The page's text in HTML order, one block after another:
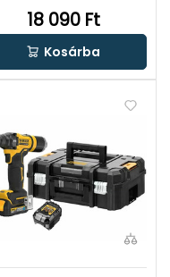
18 090 Ft
Kosárba